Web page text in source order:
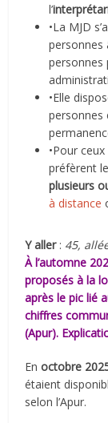
l’
•La MJD
personnes
personnes
•Elle
personnes
•Pour
préfèrent
plusieurs
à distance
Y aller : 45,
À l’automne
proposés à la
après le pic lié
chiffres
(Apur).
Enoctobre
étaient
selon l’Apur.